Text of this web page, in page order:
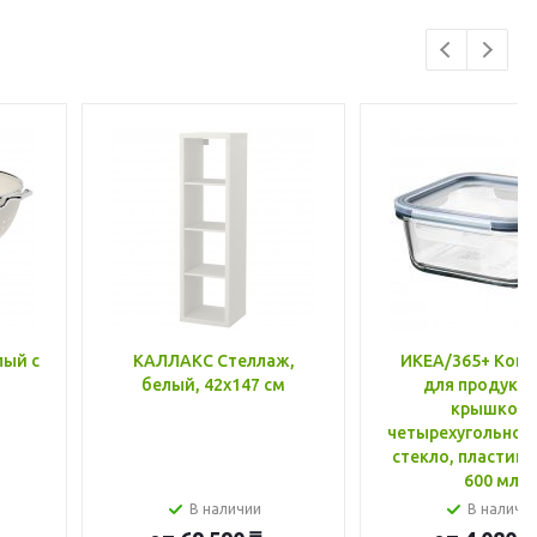
с
КАЛЛАКС Стеллаж,
белый, 42x147 см
В наличии
ИКЕА/365+
для
крышкой,
стекло, пластик
600 мл
В